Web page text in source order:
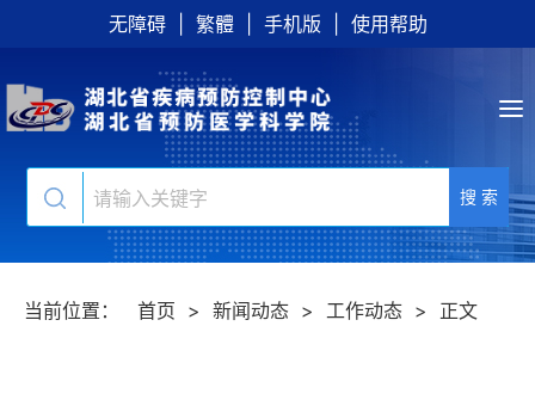
无障碍 繁體 手机版 使用帮助
搜 索
当前位置： 首页 > 新闻动态 > 工作动态 > 正文